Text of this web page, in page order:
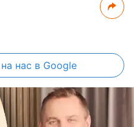
на нас в Google